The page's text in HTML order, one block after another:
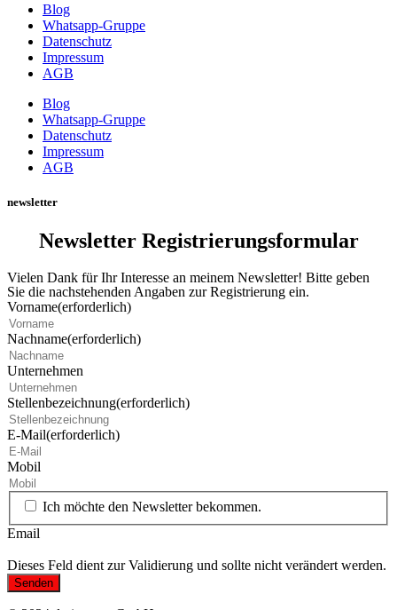
Blog
Whatsapp-Gruppe
Datenschutz
Impressum
AGB
Blog
Whatsapp-Gruppe
Datenschutz
Impressum
AGB
newsletter
Newsletter Registrierungsformular
Vielen Dank für Ihr Interesse an meinem Newsletter! Bitte geben
Sie die nachstehenden Angaben zur Registrierung ein.
Vorname(erforderlich)
Nachname(erforderlich)
Unternehmen
Stellenbezeichnung(erforderlich)
E-Mail(erforderlich)
Mobil
Ich möchte den Newsletter bekommen.
Email
Dieses Feld dient zur Validierung und sollte nicht verändert werden.